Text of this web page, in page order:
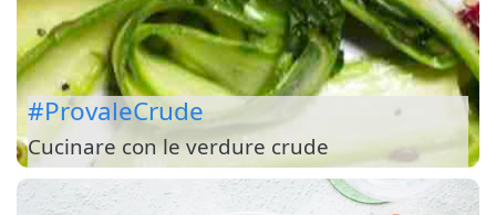
#ProvaleCrude
Cucinare con le verdure crude